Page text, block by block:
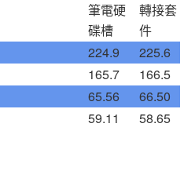
筆電硬
碟槽
轉接套
件
224.9
225.6
165.7
166.5
65.56
66.50
59.11 58.65